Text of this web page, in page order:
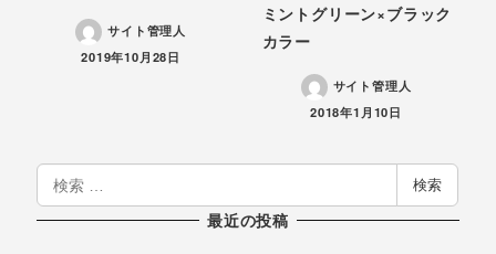
サイト管理人
投稿日
2019年10月28日
ミントグリーン×ブラック
カラー
サイト管理人
投稿日
2018年1月10日
索
検索
最近の投稿